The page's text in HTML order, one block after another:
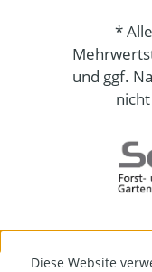
*
und ggf.
Diese Website